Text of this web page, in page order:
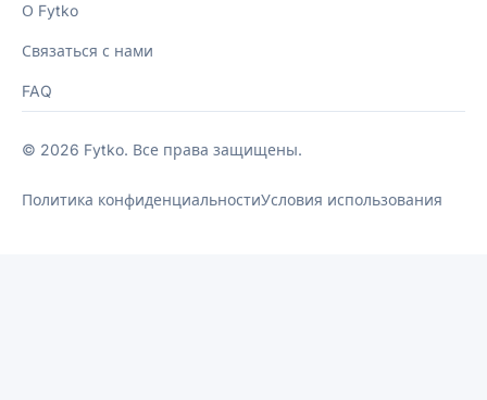
О Fytko
Связаться с нами
FAQ
© 2026 Fytko. Все права защищены.
Политика конфиденциальностиУсловия использования